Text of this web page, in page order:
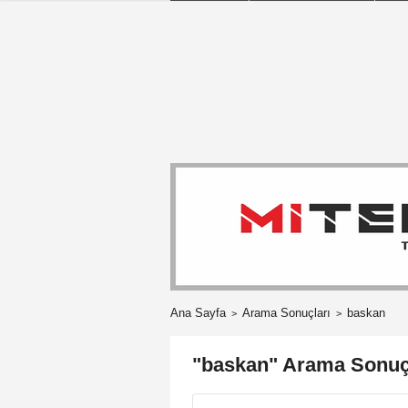
Ana Sayfa Arama Sonuçları baskan
"baskan" Arama